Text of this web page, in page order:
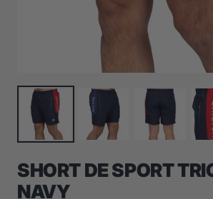
SHORT DE SPORT
NAVY